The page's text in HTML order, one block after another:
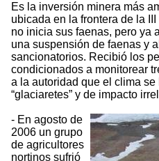
Es la inversión minera más
ubicada en la frontera de la
no inicia sus faenas, pero ya
una suspensión de faenas y
sancionatorios. Recibió los
condicionados a monitorear
a la autoridad que el clima
“glaciaretes” y de impacto
- En agosto de
2006 un grupo
de agricultores
nortinos sufrió